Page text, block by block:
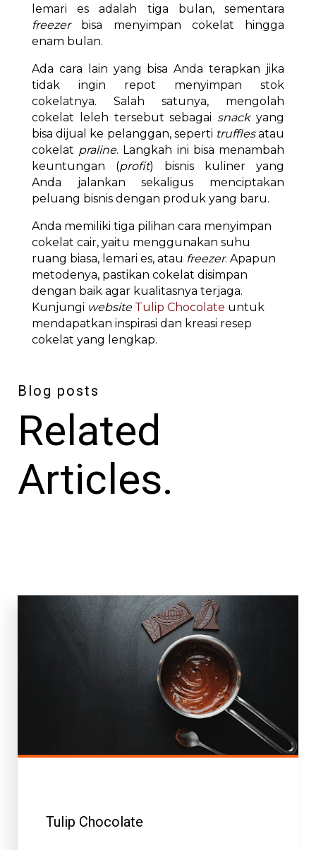
lemari es adalah tiga bulan, sementara
freezer bisa menyimpan cokelat hingga
enam bulan.
Ada cara lain yang bisa Anda terapkan jika
tidak ingin repot menyimpan stok
cokelatnya. Salah satunya, mengolah
cokelat leleh tersebut sebagai snackyang
bisa dijual ke pelanggan, seperti trufflesatau
cokelat praline. Langkah ini bisa menambah
keuntungan (profit) bisnis kuliner yang
Anda jalankan sekaligus menciptakan
peluang bisnis dengan produk yang baru.
Anda memiliki tiga pilihan cara menyimpan
cokelat cair, yaitu menggunakan suhu
ruang biasa, lemari es, atau freezer. Apapun
metodenya, pastikan cokelat disimpan
dengan baik agar kualitasnya terjaga.
Kunjungi website Tulip Chocolate untuk
mendapatkan inspirasi dan kreasi resep
cokelat yang lengkap.
Blog posts
Related
Articles.
Tulip Chocolate